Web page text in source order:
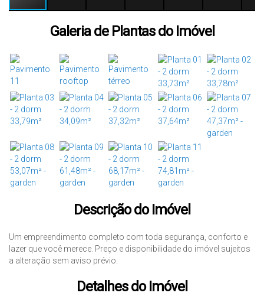
Galeria de Plantas do Imóvel
Descrição do Imóvel
Um empreendimento completo com toda segurança, conforto e
lazer que você merece. Preço e disponibilidade do imóvel sujeitos
a alteração sem aviso prévio.
Detalhes do Imóvel